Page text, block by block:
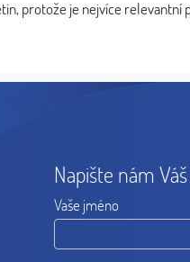
protože je nejvíce
Napište nám
Vaše jméno